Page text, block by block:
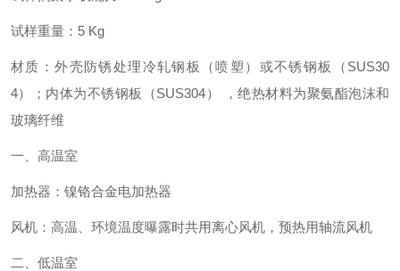
试样重量：5 Kg
材质：外壳防锈处理冷轧钢板（喷塑）或不锈钢板（SUS30
4）；内体为不锈钢板（SUS304） ，绝热材料为聚氨酯泡沫和
玻璃纤维
一、高温室
加热器：镍铬合金电加热器
风机：高温、环境温度曝露时共用离心风机，预热用轴流风机
二、低温室